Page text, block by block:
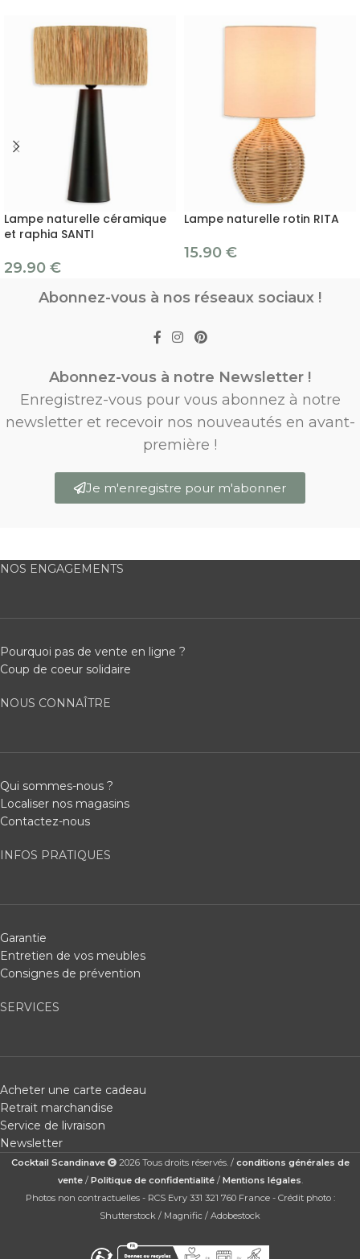
Lampe naturelle céramique
et raphia SANTI
29.90 €
Lampe naturelle rotin RITA
15.90 €
Abonnez-vous à nos réseaux sociaux !
Abonnez-vous à notre Newsletter !
Enregistrez-vous pour vous abonnez à notre
newsletter et recevoir nos nouveautés en avant-
première !
Je m'enregistre pour m'abonner
NOS ENGAGEMENTS
Pourquoi pas de vente en ligne ?
Coup de coeur solidaire
NOUS CONNAÎTRE
Qui sommes-nous ?
Localiser nos magasins
Contactez-nous
INFOS PRATIQUES
Garantie
Entretien de vos meubles
Consignes de prévention
SERVICES
Acheter une carte cadeau
Retrait marchandise
Service de livraison
Newsletter
Cocktail Scandinave 2026 Tous droits réservés. / conditions générales de
vente/ Politique de confidentialité/ Mentions légales.
Photos non contractuelles - RCS Evry 331 321 760 France - Crédit photo :
Shutterstock / Magnific / Adobestock